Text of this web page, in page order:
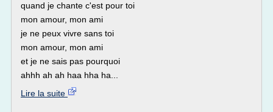
quand je chante c'est pour toi
mon amour, mon ami
je ne peux vivre sans toi
mon amour, mon ami
et je ne sais pas pourquoi
ahhh ah ah haa hha ha...
Lire la suite